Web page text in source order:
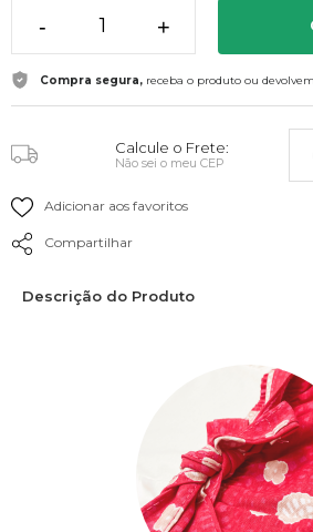
- +
Compra segura, receba o produto ou
Calcule o Frete:
Não sei o meu CEP
Adicionar aos favoritos
Compartilhar
Descrição do Produto